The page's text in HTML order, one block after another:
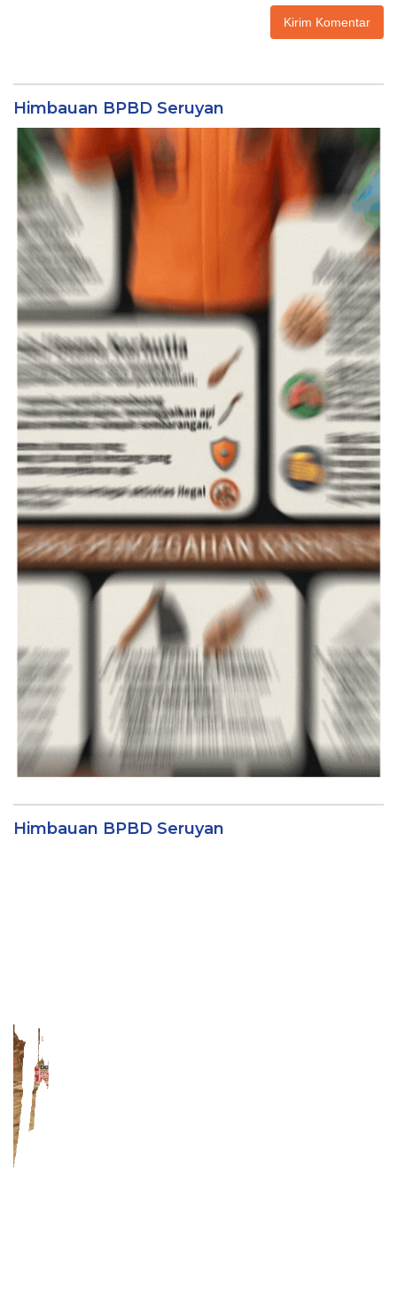
Himbauan BPBD Seruyan
Himbauan BPBD Seruyan